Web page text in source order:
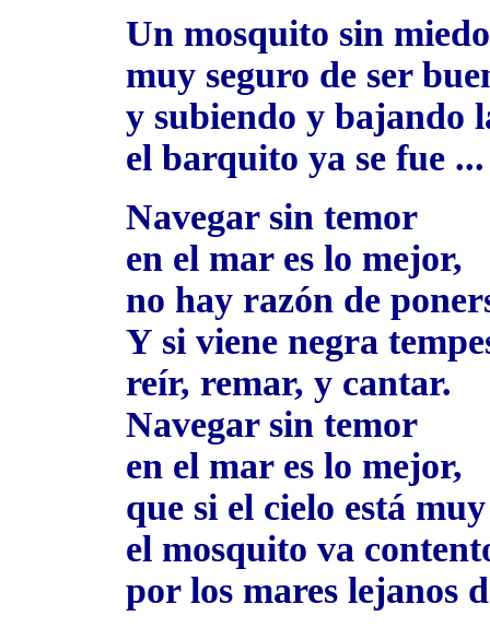
Un mosquito sin
muy seguro de ser
y subiendo y bajando
el barquito ya se fue ...
Navegar sin temor
en el mar es lo mejor,
no hay razón de
Y si viene negra
reír, remar, y cantar.
Navegar sin temor
en el mar es lo mejor,
que si el cielo está
el mosquito va
por los mares lejanos